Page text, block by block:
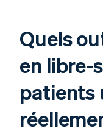
Quels
en libre-
patients